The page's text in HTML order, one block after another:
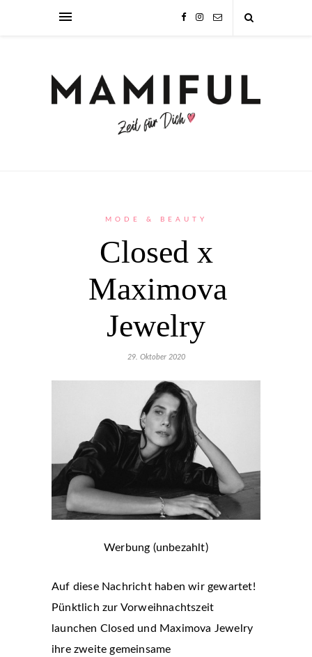
MODE & BEAUTY
Closed x
Maximova
Jewelry
29. Oktober 2020
Werbung (unbezahlt)
Auf diese Nachricht haben wir gewartet!
Pünktlich zur Vorweihnachtszeit
launchen Closed und Maximova Jewelry
ihre zweite gemeinsame